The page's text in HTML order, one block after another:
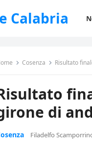
Calabria
Cosenza Risultato
di
Filadelfo